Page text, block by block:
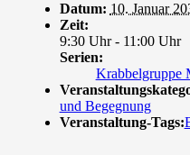
Datum: 10. Januar
Zeit:
9:30 Uhr - 11:00 Uhr
Serien:
Krabbelgruppe
und Begegnung
Veranstaltung-Tags: